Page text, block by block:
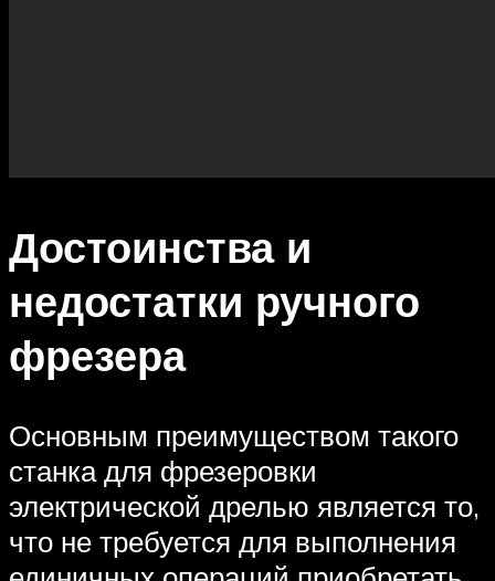
Достоинства и
недостатки ручного
фрезера
Основным преимуществом такого
станка для фрезеровки
электрической дрелью является то,
что не требуется для выполнения